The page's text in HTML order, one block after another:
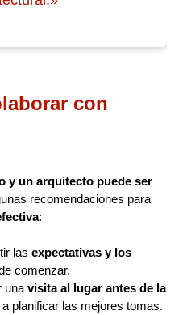
con
y un arquitecto puede ser
recomendaciones para
:
las expectativas y los
comenzar.
una visita al lugar antes de la
planificar las mejores tomas.